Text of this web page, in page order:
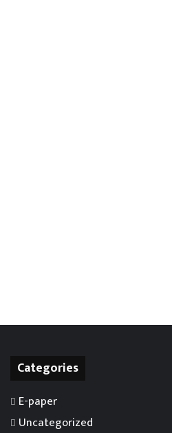
Categories
E-paper
Uncategorized